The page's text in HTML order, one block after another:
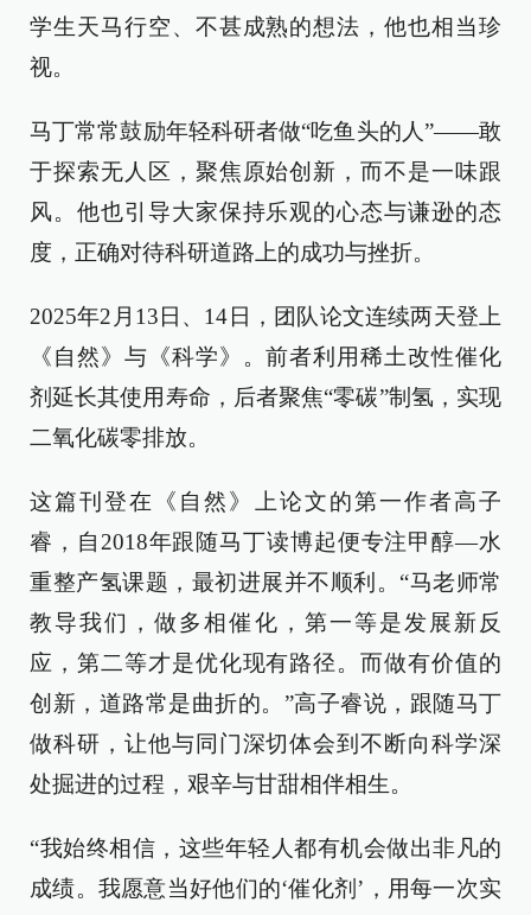
学生天马行空、不甚成熟的想法，他也相当珍
视。
马丁常常鼓励年轻科研者做“吃鱼头的人”——敢
于探索无人区，聚焦原始创新，而不是一味跟
风。他也引导大家保持乐观的心态与谦逊的态
度，正确对待科研道路上的成功与挫折。
2025年2月13日、14日，团队论文连续两天登上
《自然》与《科学》。前者利用稀土改性催化
剂延长其使用寿命，后者聚焦“零碳”制氢，实现
二氧化碳零排放。
这篇刊登在《自然》上论文的第一作者高子
睿，自2018年跟随马丁读博起便专注甲醇—水
重整产氢课题，最初进展并不顺利。“马老师常
教导我们，做多相催化，第一等是发展新反
应，第二等才是优化现有路径。而做有价值的
创新，道路常是曲折的。”高子睿说，跟随马丁
做科研，让他与同门深切体会到不断向科学深
处掘进的过程，艰辛与甘甜相伴相生。
“我始终相信，这些年轻人都有机会做出非凡的
成绩。我愿意当好他们的‘催化剂’，用每一次实